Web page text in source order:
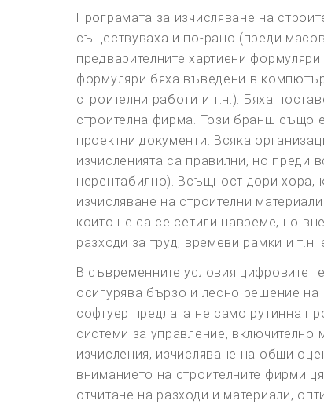
Програмата за изчисляване на
съществуваха и по-рано (преди
предварителните хартиени
формуляри бяха въведени в
строителни работи и т.н.). Бяха
строителна фирма. Този бранш също
проектни документи. Всяка
изчисленията са правилни, но преди
нерентабилно). Всъщност дори хора,
изчисляване на строителни
които не са се сетили навреме, но
разходи за труд, времеви рамки и т.н.
В съвременните условия цифровите
осигурява бързо и лесно решение
софтуер предлага не само рутинна
системи за управление,
изчисления, изчисляване на общи
вниманието на строителните фирми
отчитане на разходи и материали,